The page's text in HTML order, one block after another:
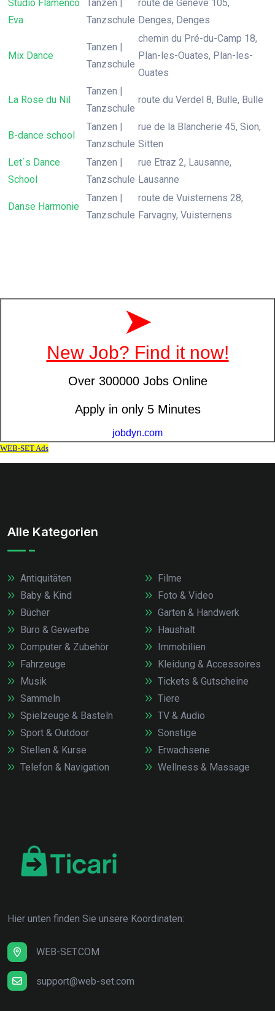
Studio Flamenco
Eva
Tanzen |
Tanzschule
route de Genève 105,
Denges, Denges
Mix Dance
Tanzen |
Tanzschule
chemin du Pré-du-Camp 18,
Plan-les-Ouates, Plan-les-
Ouates
La Rose du Nil
Tanzen |
Tanzschule
route du Verdel 8, Bulle, Bulle
B-dance school
Tanzen |
Tanzschule
rue de la Blancherie 45, Sion,
Sitten
Let´s Dance
School
Tanzen |
Tanzschule
rue Etraz 2, Lausanne,
Lausanne
Danse Harmonie
Tanzen |
Tanzschule
route de Vuisternens 28,
Farvagny, Vuisternens
Alle Kategorien
Antiquitäten
Baby & Kind
Bücher
Büro & Gewerbe
Computer & Zubehör
Fahrzeuge
Filme
Foto & Video
Garten & Handwerk
Haushalt
Immobilien
Kleidung & Accessoires
Musik
Sammeln
Spielzeuge & Basteln
Sport & Outdoor
Stellen & Kurse
Telefon & Navigation
Tickets & Gutscheine
Tiere
TV & Audio
Sonstige
Erwachsene
Wellness & Massage
Hier unten finden Sie unsere Koordinaten:
WEB-SET.COM
support@web-set.com